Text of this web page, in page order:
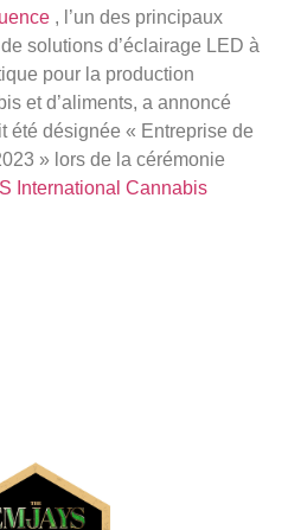
, l’un des principaux
solutions d’éclairage LED à
pour la production
et d’aliments, a annoncé
été désignée « Entreprise de
» lors de la cérémonie
International Cannabis